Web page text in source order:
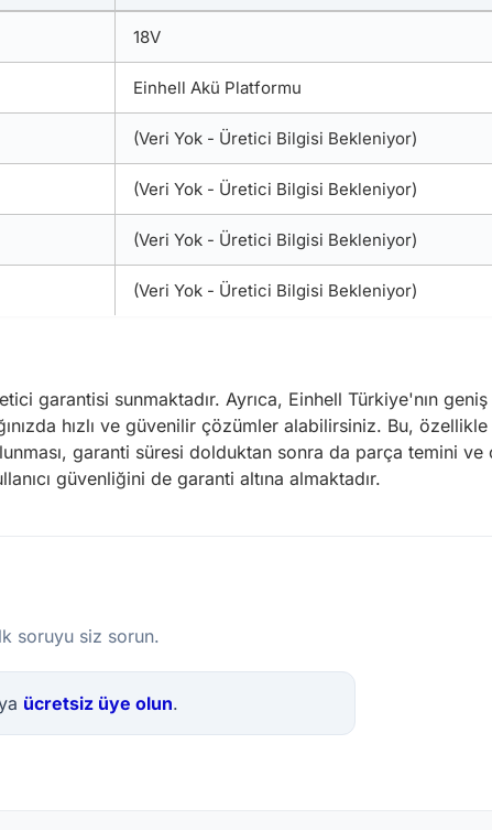
18V
Einhell Akü Platformu
(Veri Yok - Üretici Bilgisi Bekleniyor)
(Veri Yok - Üretici Bilgisi Bekleniyor)
(Veri Yok - Üretici Bilgisi Bekleniyor)
(Veri Yok - Üretici Bilgisi Bekleniyor)
garantisi sunmaktadır. Ayrıca, Einhell Türkiye'nın
hızlı ve güvenilir çözümler alabilirsiniz. Bu,
garanti süresi dolduktan sonra da parça temini ve
güvenliğini de garanti altına almaktadır.
soruyu siz sorun.
ücretsiz üye olun.